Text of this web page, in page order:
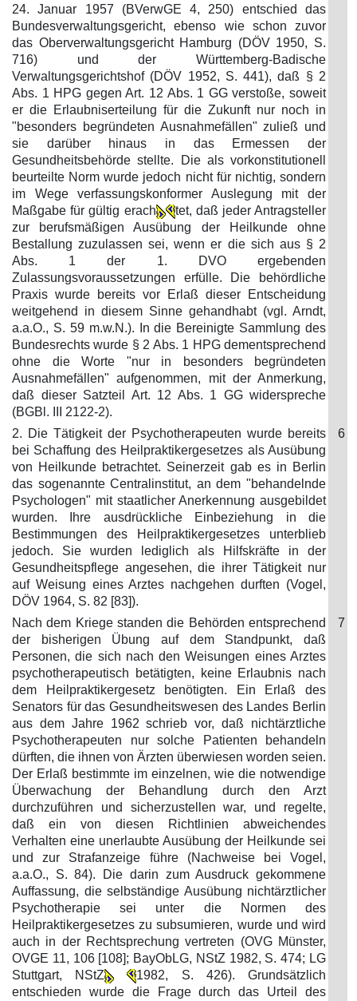
24. Januar 1957 (BVerwGE 4, 250) entschied das
Bundesverwaltungsgericht, ebenso wie schon zuvor
das Oberverwaltungsgericht Hamburg (DÖV 1950, S.
716) und der Württemberg-Badische
Verwaltungsgerichtshof (DÖV 1952, S. 441), daß § 2
Abs. 1 HPG gegen Art. 12 Abs. 1 GG verstoße, soweit
er die Erlaubniserteilung für die Zukunft nur noch in
"besonders begründeten Ausnahmefällen" zuließ und
sie darüber hinaus in das Ermessen der
Gesundheitsbehörde stellte. Die als vorkonstitutionell
beurteilte Norm wurde jedoch nicht für nichtig, sondern
im Wege verfassungskonformer Auslegung mit der
Maßgabe für gültig erach
tet, daß jeder Antragsteller
zur berufsmäßigen Ausübung der Heilkunde ohne
Bestallung zuzulassen sei, wenn er die sich aus § 2
Abs. 1 der 1. DVO ergebenden
Zulassungsvoraussetzungen erfülle. Die behördliche
Praxis wurde bereits vor Erlaß dieser Entscheidung
weitgehend in diesem Sinne gehandhabt (vgl. Arndt,
a.a.O., S. 59 m.w.N.). In die Bereinigte Sammlung des
Bundesrechts wurde § 2 Abs. 1 HPG dementsprechend
ohne die Worte "nur in besonders begründeten
Ausnahmefällen" aufgenommen, mit der Anmerkung,
daß dieser Satzteil Art. 12 Abs. 1 GG widerspreche
(BGBl. III 2122-2).
2. Die Tätigkeit der Psychotherapeuten wurde bereits
bei Schaffung des Heilpraktikergesetzes als Ausübung
von Heilkunde betrachtet. Seinerzeit gab es in Berlin
das sogenannte Centralinstitut, an dem "behandelnde
Psychologen" mit staatlicher Anerkennung ausgebildet
wurden. Ihre ausdrückliche Einbeziehung in die
Bestimmungen des Heilpraktikergesetzes unterblieb
jedoch. Sie wurden lediglich als Hilfskräfte in der
Gesundheitspflege angesehen, die ihrer Tätigkeit nur
auf Weisung eines Arztes nachgehen durften (Vogel,
DÖV 1964, S. 82 [83]).
6
Nach dem Kriege standen die Behörden entsprechend
der bisherigen Übung auf dem Standpunkt, daß
Personen, die sich nach den Weisungen eines Arztes
psychotherapeutisch betätigten, keine Erlaubnis nach
dem Heilpraktikergesetz benötigten. Ein Erlaß des
Senators für das Gesundheitswesen des Landes Berlin
aus dem Jahre 1962 schrieb vor, daß nichtärztliche
Psychotherapeuten nur solche Patienten behandeln
dürften, die ihnen von Ärzten überwiesen worden seien.
Der Erlaß bestimmte im einzelnen, wie die notwendige
Überwachung der Behandlung durch den Arzt
durchzuführen und sicherzustellen war, und regelte,
daß ein von diesen Richtlinien abweichendes
Verhalten eine unerlaubte Ausübung der Heilkunde sei
und zur Strafanzeige führe (Nachweise bei Vogel,
a.a.O., S. 84). Die darin zum Ausdruck gekommene
Auffassung, die selbständige Ausübung nichtärztlicher
Psychotherapie sei unter die Normen des
Heilpraktikergesetzes zu subsumieren, wurde und wird
auch in der Rechtsprechung vertreten (OVG Münster,
OVGE 11, 106 [108]; BayObLG, NStZ 1982, S. 474; LG
Stuttgart, NStZ
1982, S. 426). Grundsätzlich
entschieden wurde die Frage durch das Urteil des
7